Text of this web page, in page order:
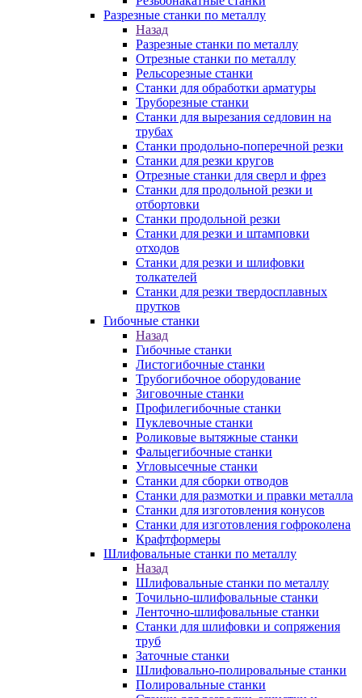
Разрезные станки по металлу
Назад
Разрезные станки по металлу
Отрезные станки по металлу
Рельсорезные станки
Станки для обработки арматуры
Труборезные станки
Станки для вырезания седловин на
трубаx
Станки продольно-поперечной резки
Станки для резки кругов
Отрезные станки для сверл и фрез
Станки для продольной резки и
отбортовки
Станки продольной резки
Станки для резки и штамповки
отходов
Станки для резки и шлифовки
толкателей
Станки для резки твердосплавных
прутков
Гибочные станки
Назад
Гибочные станки
Листогибочные станки
Трубогибочное оборудование
Зиговочные станки
Профилегибочные станки
Пуклевочные станки
Роликовые вытяжные станки
Фальцегибочные станки
Угловысечные станки
Станки для сборки отводов
Станки для размотки и правки металла
Станки для изготовления конусов
Станки для изготовления гофроколена
Крафтформеры
Шлифовальные станки по металлу
Назад
Шлифовальные станки по металлу
Точильно-шлифовальные станки
Ленточно-шлифовальные станки
Станки для шлифовки и сопряжения
труб
Заточные станки
Шлифовально-полировальные станки
Полировальные станки